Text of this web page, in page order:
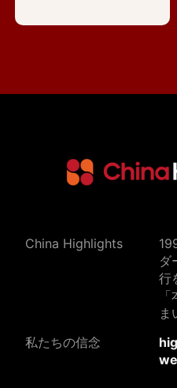
China Highlights
ダ
行
ま
私たちの信念